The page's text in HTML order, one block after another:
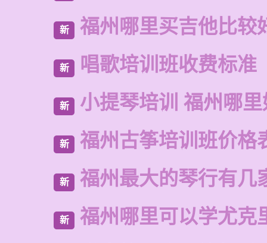
新 福州哪里买吉他比较
新 唱歌培训班收费标准
新 小提琴培训 福州哪
新 福州古筝培训班价格
新 福州最大的琴行有几
新 福州哪里可以学尤克